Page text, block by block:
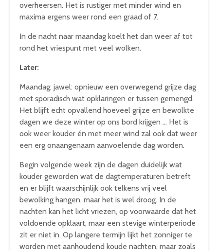
overheersen. Het is rustiger met minder wind en
maxima ergens weer rond een graad of 7.
In de nacht naar maandag koelt het dan weer af tot
rond het vriespunt met veel wolken.
Later:
Maandag; jawel: opnieuw een overwegend grijze dag
met sporadisch wat opklaringen er tussen gemengd.
Het blijft echt opvallend hoeveel grijze en bewolkte
dagen we deze winter op ons bord krijgen … Het is
ook weer kouder én met meer wind zal ook dat weer
een erg onaangenaam aanvoelende dag worden.
Begin volgende week zijn de dagen duidelijk wat
kouder geworden wat de dagtemperaturen betreft
en er blijft waarschijnlijk ook telkens vrij veel
bewolking hangen, maar het is wel droog. In de
nachten kan het licht vriezen, op voorwaarde dat het
voldoende opklaart, maar een stevige winterperiode
zit er niet in. Op langere termijn lijkt het zonniger te
worden met aanhoudend koude nachten, maar zoals